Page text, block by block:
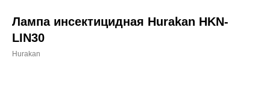
Лампа инсектицидная Hurakan HKN-
LIN30
Hurakan